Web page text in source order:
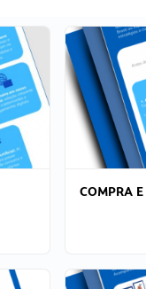
COMPRA